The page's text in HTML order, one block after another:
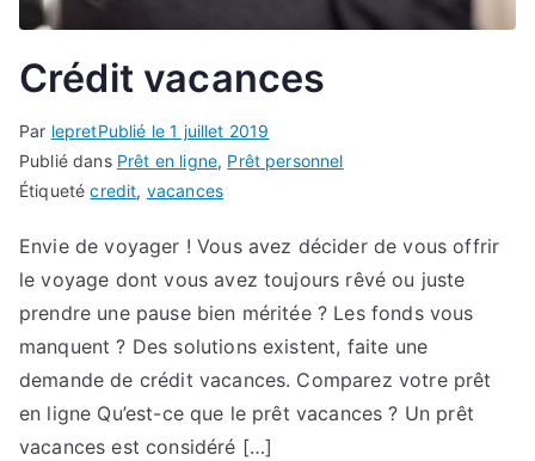
Crédit vacances
Par lepretPublié le1 juillet 2019
Publié dans Prêt en ligne, Prêt personnel
Étiquetécredit, vacances
Envie de voyager ! Vous avez décider de vous offrir
le voyage dont vous avez toujours rêvé ou juste
prendre une pause bien méritée ? Les fonds vous
manquent ? Des solutions existent, faite une
demande de crédit vacances. Comparez votre prêt
en ligne Qu’est-ce que le prêt vacances ? Un prêt
vacances est considéré […]